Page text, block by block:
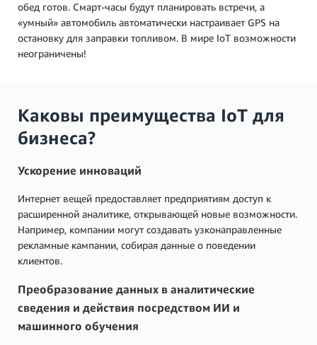
обед готов. Смарт-часы будут планировать встречи, а
«умный» автомобиль автоматически настраивает GPS на
остановку для заправки топливом. В мире IoT возможности
неограничены!
Каковы преимущества IoT для
бизнеса?
Ускорение инноваций
Интернет вещей предоставляет предприятиям доступ к
расширенной аналитике, открывающей новые возможности.
Например, компании могут создавать узконаправленные
рекламные кампании, собирая данные о поведении
клиентов.
Преобразование данных в аналитические
сведения и действия посредством ИИ и
машинного обучения